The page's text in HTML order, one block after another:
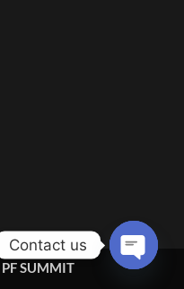
PF SUMMIT
Contact us